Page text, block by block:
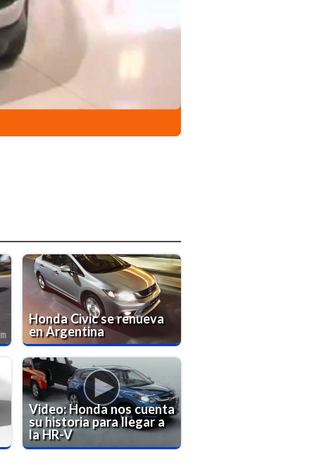
Honda Civic se renueva
en Argentina
Video: Honda nos cuenta
su historia para llegar a
la HR-V